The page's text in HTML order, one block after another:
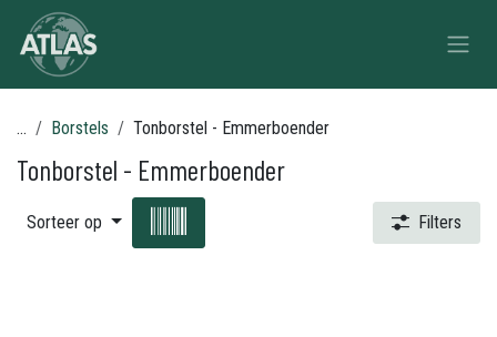
Overslaan naar inhoud
... Borstels Tonborstel - Emmerboender
Tonborstel - Emmerboender
Sorteer op Filters